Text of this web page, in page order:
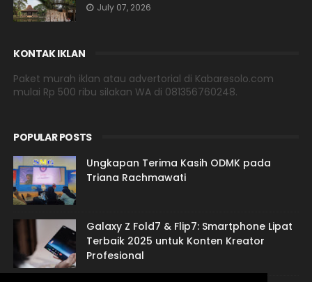
July 07, 2026
KONTAK IKLAN
Paket murah iklan atau advertorial di Kabaresolo.com
mulai Rp 500 ribu silakan WA di 081356760248.
POPULAR POSTS
Ungkapan Terima Kasih ODMK pada
Triana Rachmawati
Galaxy Z Fold7 & Flip7: Smartphone Lipat
Terbaik 2025 untuk Konten Kreator
Profesional